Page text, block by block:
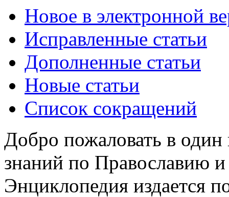
Новое в электронной
Исправленные статьи
Дополненные статьи
Новые статьи
Список сокращений
Добро пожаловать в
знаний по Православию
Энциклопедия издается